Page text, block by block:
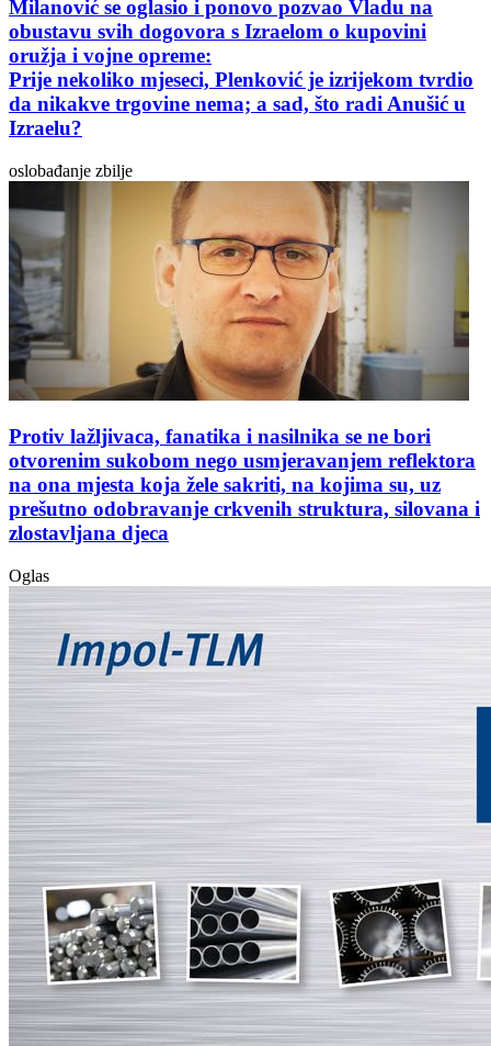
Milanović se oglasio i ponovo pozvao Vladu na
obustavu svih dogovora s Izraelom o kupovini
oružja i vojne opreme:
Prije nekoliko mjeseci, Plenković je izrijekom tvrdio
da nikakve trgovine nema; a sad, što radi Anušić u
Izraelu?
oslobađanje zbilje
Protiv lažljivaca, fanatika i nasilnika se ne bori
otvorenim sukobom nego usmjeravanjem reflektora
na ona mjesta koja žele sakriti, na kojima su, uz
prešutno odobravanje crkvenih struktura, silovana i
zlostavljana djeca
Oglas